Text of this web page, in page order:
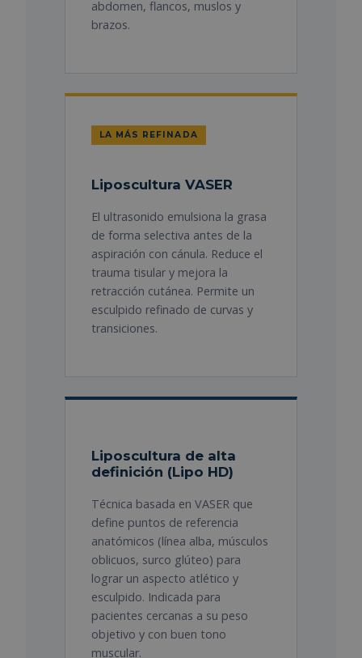
abdomen, flancos, muslos y
brazos.
LA MÁS REFINADA
Liposcultura VASER
El ultrasonido emulsiona la grasa
de forma selectiva antes de la
aspiración con cánula. Reduce el
trauma tisular y mejora la
retracción cutánea. Permite un
esculpido refinado de curvas y
transiciones.
Liposcultura de alta
definición (Lipo HD)
Técnica basada en VASER que
define puntos de referencia
anatómicos (línea alba, músculos
oblicuos, surco glúteo) para
lograr un aspecto atlético y
esculpido. Indicada para
pacientes cercanas a su peso
objetivo y con buen tono
muscular.